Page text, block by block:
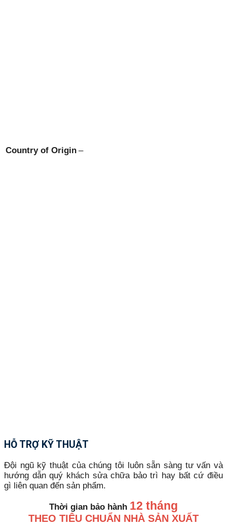
Country of Origin –
HỖ TRỢ KỸ THUẬT
Đội ngũ kỹ thuật của chúng tôi luôn sẵn sàng tư vấn và
hướng dẫn quý khách sửa chữa bảo trì hay bất cứ điều
gì liên quan đến sản phẩm.
Thời gian bảo hành 12 tháng
THEO TIÊU CHUẨN NHÀ SẢN XUẤT